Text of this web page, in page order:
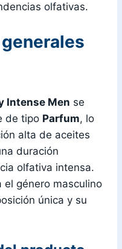
olfativas.
Intense Men se
de tipo Parfum, lo
alta de aceites
duración
olfativa intensa.
el género masculino
única y su